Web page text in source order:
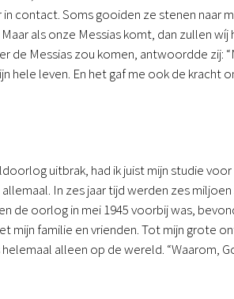
contact. Soms gooiden ze stenen naar
als onze Messias komt, dan zullen
de Messias zou komen, antwoordde
hele leven. En het gaf me ook de kracht
uitbrak, had ik juist mijn studie
In zes jaar tijd werden zes
de oorlog in mei 1945 voorbij was,
mijn familie en vrienden. Tot mijn grote
alleen op de wereld. “Waarom,